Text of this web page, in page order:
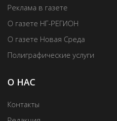
Реклама в газете
О газете НГ-РЕГИОН
О газете Новая Среда
Полиграфические услуги
О НАС
Контакты